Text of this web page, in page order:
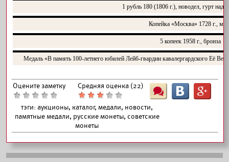
1 рубль 180 (1806 г.), новодел, гурт
Копейка «Москва» 1728 г.,
5 копеек 1958 г., бронза
Медаль «В память 100-летнего юбилей Лейб-гвардии кавалергардского Её
Оцените заметку Средняя оценка (22)
тэги: аукционы, каталог, медали, новости,
памятные медали, русские монеты, советские
монеты
Ш B G